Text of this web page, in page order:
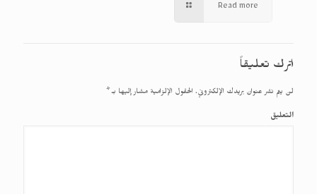
Read more
اترك تعليقاً
لن يتم نشر عنوان بريدك الإلكتروني. الحقول الإلزامية مشار إليها بـ *
التعليق